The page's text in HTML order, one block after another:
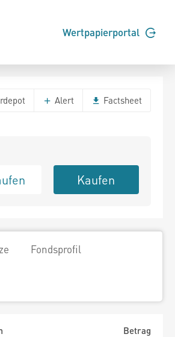
Wertpapierportal
Alert Factsheet
Kaufen
Fondsprofil
Betrag